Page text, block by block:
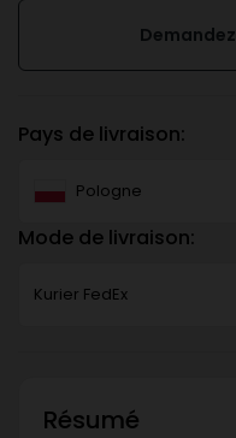
Pays de livraison:
Pologne
Mode de livraison:
Kurier FedEx
Résumé